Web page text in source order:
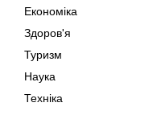
Економіка
Здоров'я
Туризм
Наука
Техніка